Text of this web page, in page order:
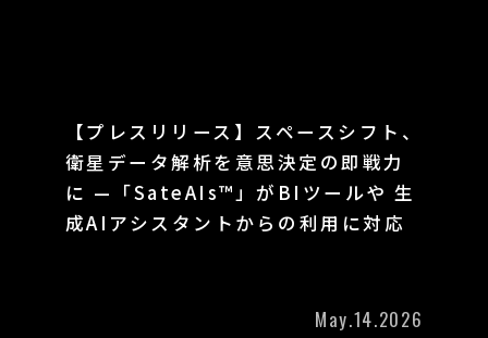
【プレスリリース】スペースシフト、
衛星データ解析を意思決定の即戦力
に —「SateAIs™」がBIツールや 生
成AIアシスタントからの利用に対応
May.14.2026